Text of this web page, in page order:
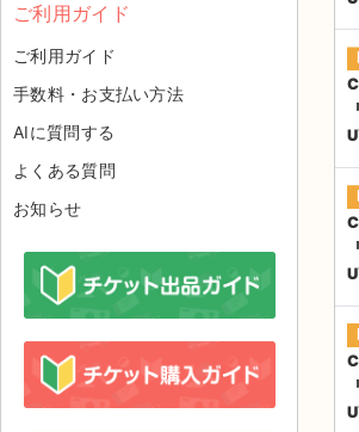
ご利用ガイド
ご利用ガイド
手数料・お支払い方法
AIに質問する
よくある質問
お知らせ